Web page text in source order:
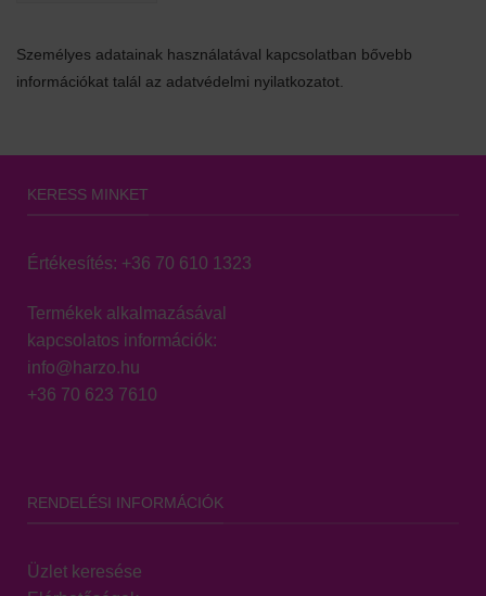
Személyes adatainak használatával kapcsolatban bővebb
információkat talál az adatvédelmi nyilatkozatot.
KERESS MINKET
Értékesítés: +36 70 610 1323
Termékek alkalmazásával
kapcsolatos információk:
info@harzo.hu
+36 70 623 7610
RENDELÉSI INFORMÁCIÓK
Üzlet keresése